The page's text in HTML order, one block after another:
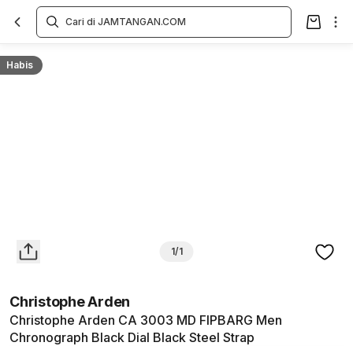
Habis
1/1
Christophe Arden
Christophe Arden CA 3003 MD FIPBARG Men
Chronograph Black Dial Black Steel Strap
Overview